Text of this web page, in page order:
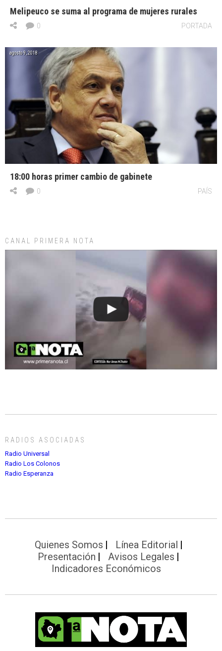
Melipeuco se suma al programa de mujeres rurales
PORTADA
0
agosto 9, 2018
18:00 horas primer cambio de gabinete
PAÍS
0
CANAL PRIMERA NOTA
RADIOS ASOCIADAS
Radio Universal
Radio Los Colonos
Radio Esperanza
Quienes Somos
Línea Editorial
Presentación
Avisos Legales
Indicadores Económicos